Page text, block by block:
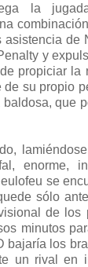
la
asistencia de
y
propiciar la
de su propio
que
enorme,
se
sólo
de los
minutos
bajaría los
un rival en